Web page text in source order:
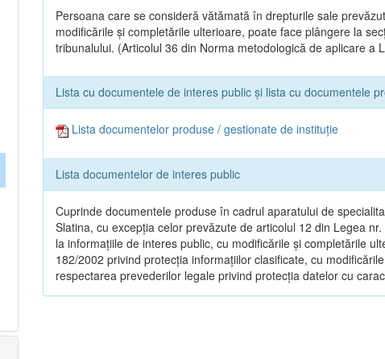
Persoana care se consideră vătămată în drepturile sale
modificările şi completările ulterioare, poate face plângere la
tribunalului. (Articolul 36 din Norma metodologică de aplicare a
Lista cu documentele de interes public și lista cu documentele
Lista documentelor produse / gestionate de instituție
Lista documentelor de interes public
Cuprinde documentele produse în cadrul aparatului de
Slatina, cu excepția celor prevăzute de articolul 12 din Legea
la informațiile de interes public, cu modificările și completările
182/2002 privind protecția informațiilor clasificate, cu
respectarea prevederilor legale privind protecția datelor cu